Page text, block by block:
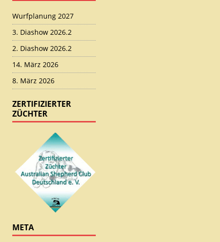
Wurfplanung 2027
3. Diashow 2026.2
2. Diashow 2026.2
14. März 2026
8. März 2026
ZERTIFIZIERTER
ZÜCHTER
META